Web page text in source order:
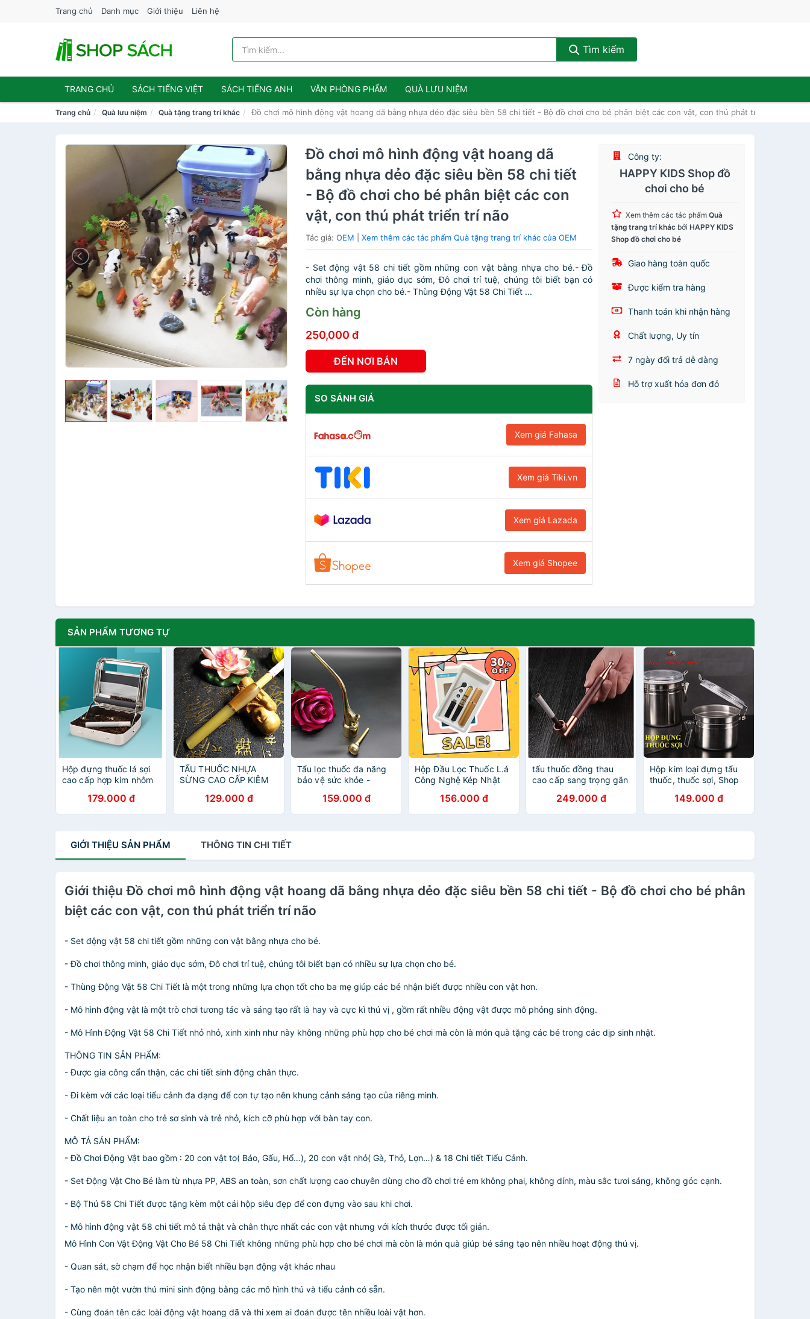
Trang chủ Danh mục Giới thiệu Liên hệ
Tìm kiếm
TRANG CHỦ SÁCH TIẾNG VIỆT SÁCH TIẾNG ANH VĂN PHÒNG PHẨM QUÀ LƯU NIỆM
Trang chủ Quà lưu niệm Quà tặng trang trí khác Đồ chơi mô hình động vật hoang dã bằng nhựa dẻo đặc siêu bền 58 chi tiết - Bộ đồ chơi cho bé phân biệt các con vật, con thú phát triển trí não
Đồ chơi mô hình động vật hoang dã
bằng nhựa dẻo đặc siêu bền 58 chi tiết
- Bộ đồ chơi cho bé phân biệt các con
vật, con thú phát triển trí não
Tác giả:OEM |Xem thêm các tác phẩm Quà tặng trang trí khác của OEM
- Set động vật 58 chi tiết gồm những con vật bằng nhựa cho bé.- Đồ
chơi thông minh, giáo dục sớm, Đô chơi trí tuệ, chúng tôi biết bạn có
nhiều sự lựa chọn cho bé.- Thùng Động Vật 58 Chi Tiết ...
Còn hàng
250,000 đ
ĐẾN NƠI BÁN
SO SÁNH GIÁ
Xem giá Fahasa
Xem giá Tiki.vn
Xem giá Lazada
Xem giá Shopee
Công ty:
HAPPY KIDS Shop đồ
chơi cho bé
Xem thêm các tác phẩmQuà
tặng trang trí khác bởiHAPPY KIDS
Shop đồ chơi cho bé
Giao hàng toàn quốc
Được kiểm tra hàng
Thanh toán khi nhận hàng
Chất lượng, Uy tín
7 ngày đổi trả dễ dàng
Hỗ trợ xuất hóa đơn đỏ
SẢN PHẨM TƯƠNG TỰ
Hộp đựng thuốc lá sợi
cao cấp hợp kim nhôm
179.000 đ
TẨU THUỐC NHỰA
SỪNG CAO CẤP KIÊM
SỨC KHỎE129.000 đ
Tẩu lọc thuốc đa năng
bảo vệ sức khỏe -
159.000 đ
Hộp Đầu Lọc Thuốc L.á
Công Nghệ Kép Nhật
Dùng Chung Cho Tất Cả
Size Lớn & Vừa & Nhỏ.
156.000 đ
tẩu thuốc đồng thau
cao cấp sang trọng gắn
249.000 đ
Hộp kim loại đựng tẩu
thuốc, thuốc sợi, Shop
149.000 đ
GIỚI THIỆU SẢN PHẨM THÔNG TIN CHI TIẾT
Giới thiệu Đồ chơi mô hình động vật hoang dã bằng nhựa dẻo đặc siêu bền 58 chi tiết - Bộ đồ chơi cho bé phân
biệt các con vật, con thú phát triển trí não
- Set động vật 58 chi tiết gồm những con vật bằng nhựa cho bé.
- Đồ chơi thông minh, giáo dục sớm, Đô chơi trí tuệ, chúng tôi biết bạn có nhiều sự lựa chọn cho bé.
- Thùng Động Vật 58 Chi Tiết là một trong những lựa chọn tốt cho ba mẹ giúp các bé nhận biết được nhiều con vật hơn.
- Mô hình động vật là một trò chơi tương tác và sáng tạo rất là hay và cực kì thú vị , gồm rất nhiều động vật được mô phỏng sinh động.
- Mô Hình Động Vật 58 Chi Tiết nhỏ nhỏ, xinh xinh như này không những phù hợp cho bé chơi mà còn là món quà tặng các bé trong các dịp sinh nhật.
THÔNG TIN SẢN PHẨM:
- Được gia công cẩn thận, các chi tiết sinh động chân thực.
- Đi kèm với các loại tiểu cảnh đa dạng để con tự tạo nên khung cảnh sáng tạo của riêng mình.
- Chất liệu an toàn cho trẻ sơ sinh và trẻ nhỏ, kích cỡ phù hợp với bàn tay con.
MÔ TẢ SẢN PHẨM:
- Đồ Chơi Động Vật bao gồm : 20 con vật to( Báo, Gấu, Hổ…), 20 con vật nhỏ( Gà, Thỏ, Lợn…) & 18 Chi tiết Tiểu Cảnh.
- Set Động Vật Cho Bé làm từ nhựa PP, ABS an toàn, sơn chất lượng cao chuyên dùng cho đồ chơi trẻ em không phai, không dính, màu sắc tươi sáng, không góc cạnh.
- Bộ Thú 58 Chi Tiết được tặng kèm một cái hộp siêu đẹp để con đựng vào sau khi chơi.
- Mô hình động vật 58 chi tiết mô tả thật và chân thực nhất các con vật nhưng với kích thước được tối giản.
Mô Hình Con Vật Động Vật Cho Bé 58 Chi Tiết không những phù hợp cho bé chơi mà còn là món quà giúp bé sáng tạo nên nhiều hoạt động thú vị.
- Quan sát, sờ chạm để học nhận biết nhiều bạn động vật khác nhau
- Tạo nên một vườn thú mini sinh động bằng các mô hình thú và tiểu cảnh có sẵn.
- Cùng đoán tên các loài động vật hoang dã và thi xem ai đoán được tên nhiều loài vật hơn.